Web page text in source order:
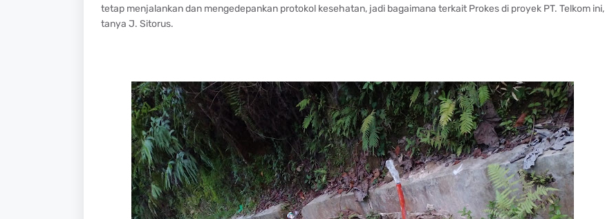
tetap menjalankan dan mengedepankan protokol kesehatan, jadi bagaimana terkait Prokes di proyek PT. Telkom ini,
tanya J. Sitorus.